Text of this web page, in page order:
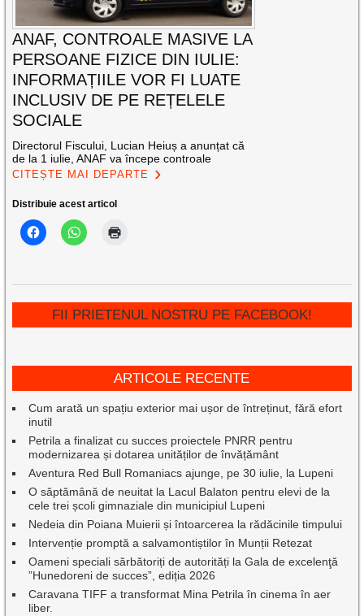
ANAF, CONTROALE MASIVE LA
PERSOANE FIZICE DIN IULIE:
INFORMAȚIILE VOR FI LUATE
INCLUSIV DE PE REȚELELE
SOCIALE
Directorul Fiscului, Lucian Heiuș a anunțat că
de la 1 iulie, ANAF va începe controale
CITEȘTE MAI DEPARTE
Distribuie acest articol
FII PRIETENUL NOSTRU PE FACEBOOK!
ARTICOLE RECENTE
Cum arată un spațiu exterior mai ușor de întreținut, fără efort
inutil
Petrila a finalizat cu succes proiectele PNRR pentru
modernizarea și dotarea unităților de învățământ
Aventura Red Bull Romaniacs ajunge, pe 30 iulie, la Lupeni
O săptămână de neuitat la Lacul Balaton pentru elevi de la
cele trei școli gimnaziale din municipiul Lupeni
Nedeia din Poiana Muierii și întoarcerea la rădăcinile timpului
Intervenție promptă a salvamontiștilor în Munții Retezat
Oameni speciali sărbătoriți de autorități la Gala de excelenţă
”Hunedoreni de succes”, ediția 2026
Caravana TIFF a transformat Mina Petrila în cinema în aer
liber.